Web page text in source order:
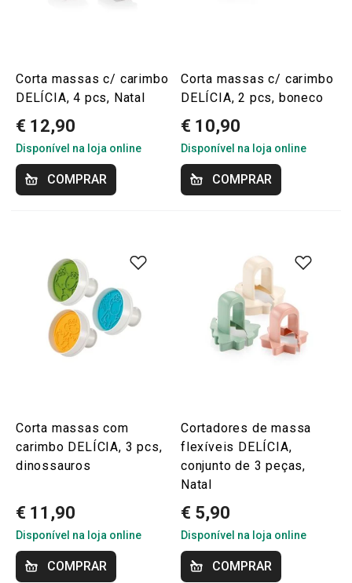
Corta massas c/ carimbo
DELÍCIA, 4 pcs, Natal
€ 12,90
Disponível na loja online
COMPRAR
Corta massas c/ carimbo
DELÍCIA, 2 pcs, boneco
€ 10,90
Disponível na loja online
COMPRAR
Corta massas com
carimbo DELÍCIA, 3 pcs,
dinossauros
€ 11,90
Disponível na loja online
COMPRAR
Cortadores de massa
flexíveis DELÍCIA,
conjunto de 3 peças,
Natal
€ 5,90
Disponível na loja online
COMPRAR